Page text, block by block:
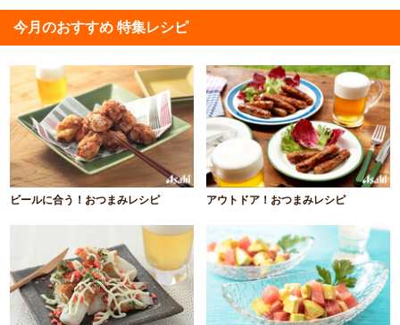
今月のおすすめ 特集レシピ
ビールに合う！おつまみレシピ アウトドア！おつまみレシピ